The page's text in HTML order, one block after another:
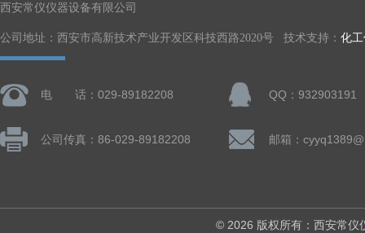
西安常仪仪器设备有限公司
公司地址：西安市高新技术产业开发区科技西路2020号 技术支持： 化
电 话：029-89182208 QQ：932903191
公司传真：86-029-89182208 邮箱：
© 2026 版权所有：西安常